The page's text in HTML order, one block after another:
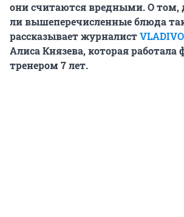
они считаются вредными. О том,
ли вышеперечисленные блюда
рассказывает журналист
Алиса Князева, которая работала
тренером 7 лет.